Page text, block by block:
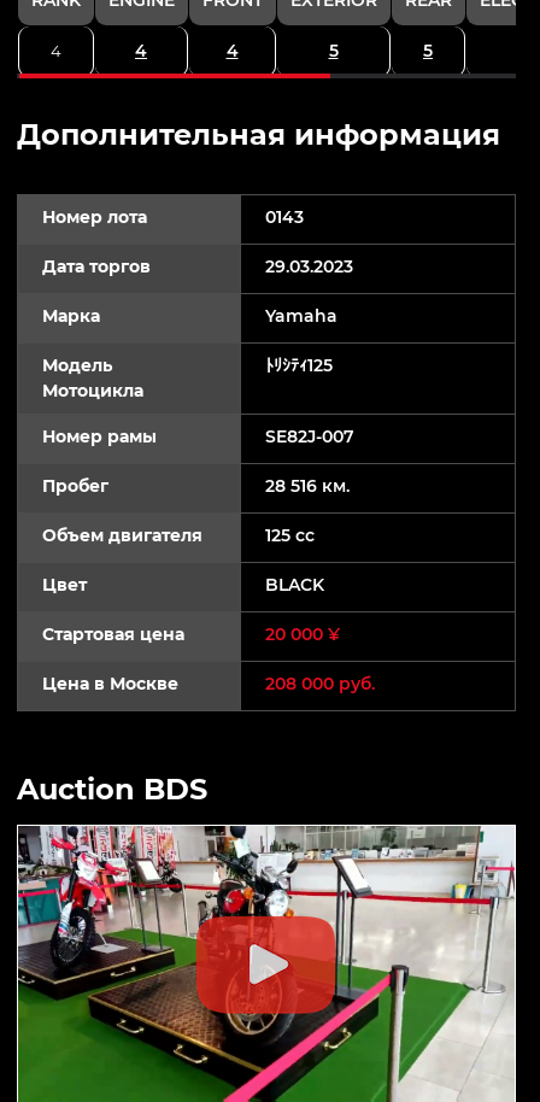
4 4 4 5 5
Дополнительная информация
Номер лота 0143
Дата торгов 29.03.2023
Марка Yamaha
Модель
Мотоцикла
ﾄﾘｼﾃｨ125
Номер рамы SE82J-007
Пробег 28 516 км.
Объем двигателя 125 cc
Цвет BLACK
Стартовая цена 20 000 ¥
Цена в Москве 208 000 руб.
Auction BDS